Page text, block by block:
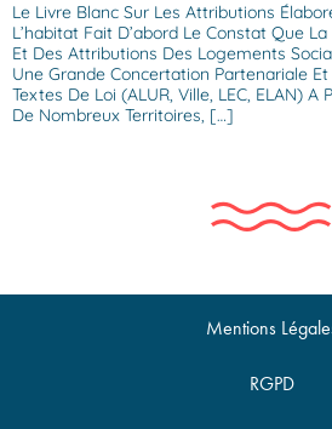
Le Livre Blanc Sur Les Attributions
L’habitat Fait D’abord Le Constat Que
Et Des Attributions Des Logements
Une Grande Concertation Partenariale
Textes De Loi (ALUR, Ville, LEC, ELAN)
De Nombreux Territoires, […]
Mentions
RGPD